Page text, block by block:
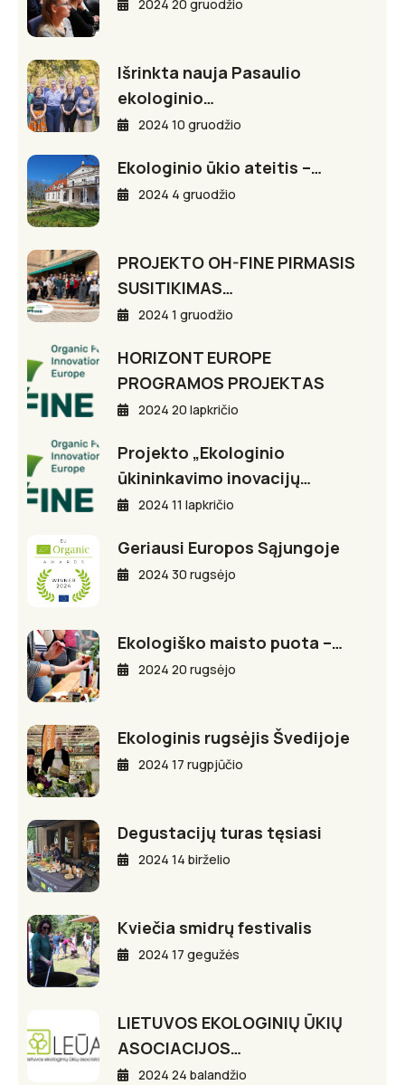
2024 20 gruodžio
Išrinkta nauja Pasaulio
ekologinio…
2024 10 gruodžio
Ekologinio ūkio ateitis –…
2024 4 gruodžio
PROJEKTO OH-FINE PIRMASIS
SUSITIKIMAS…
2024 1 gruodžio
HORIZONT EUROPE
PROGRAMOS PROJEKTAS
2024 20 lapkričio
Projekto „Ekologinio
ūkininkavimo inovacijų…
2024 11 lapkričio
Geriausi Europos Sąjungoje
2024 30 rugsėjo
Ekologiško maisto puota –…
2024 20 rugsėjo
Ekologinis rugsėjis Švedijoje
2024 17 rugpjūčio
Degustacijų turas tęsiasi
2024 14 birželio
Kviečia smidrų festivalis
2024 17 gegužės
LIETUVOS EKOLOGINIŲ ŪKIŲ
ASOCIACIJOS…
2024 24 balandžio